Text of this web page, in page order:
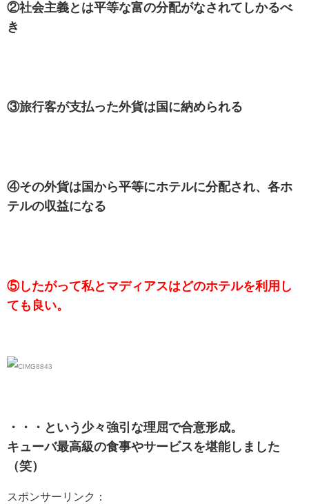
②社会主義とは平等な富の分配がなされてしかるべ
き
③旅行客が支払った外貨は国に納められる
④その外貨は国から平等にホテルに分配され、各ホ
テルの収益になる
⑤したがって私とマディアスはどのホテルを利用し
ても良い。
・・・という少々強引な理屈で合意形成。
キューバ最高級の食事やサービスを堪能しました
（笑）
スポンサーリンク：